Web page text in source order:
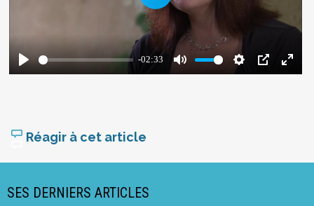
Réagir à cet article
SES DERNIERS ARTICLES